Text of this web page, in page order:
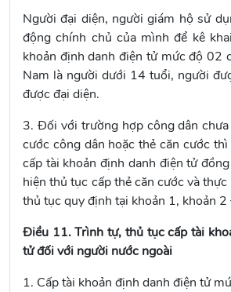
Người đại diện, người giám hộ sử
động chính chủ của mình để kê
khoản định danh điện tử mức độ 02
Nam là người dưới 14 tuổi, người
được đại diện.
3. Đối với trường hợp công dân
cước công dân hoặc thẻ căn cước
cấp tài khoản định danh điện tử
hiện thủ tục cấp thẻ căn cước và
thủ tục quy định tại khoản 1, khoản 2
Điều 11. Trình tự, thủ tục cấp tài
tử đối với người nước ngoài
1. Cấp tài khoản định danh điện tử